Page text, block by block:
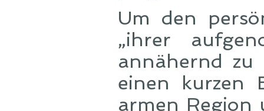
Um den
„ihrer
annähernd
einen kurzen
armen Region